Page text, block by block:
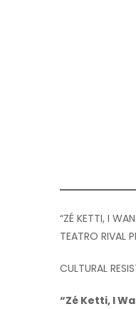
“ZÉ KETTI, I
TEATRO RIVAL
CULTURAL
“Zé Ketti, I